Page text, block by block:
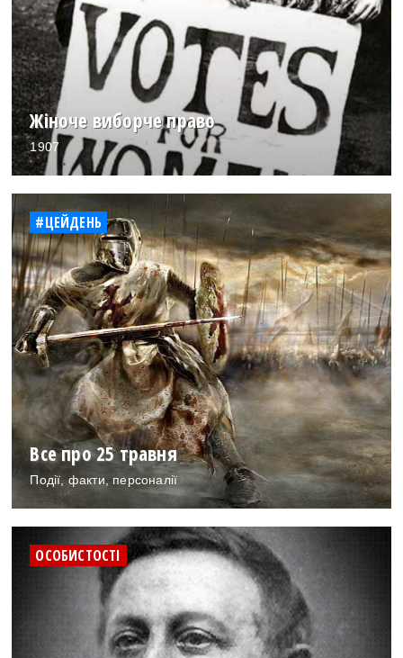
Жіноче виборче право
1907
#ЦЕЙДЕНЬ
Все про 25 травня
Події, факти, персоналії
ОСОБИСТОСТІ